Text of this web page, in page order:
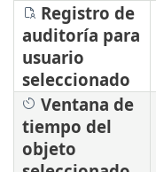
Registro de
auditoría para
usuario
seleccionado
Ventana de
tiempo del
objeto